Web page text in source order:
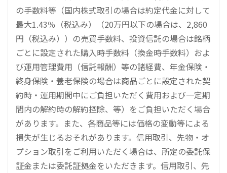
の手数料等（国内株式取引の場合は約定代金に対して
最大1.43％（税込み）（20万円以下の場合は、2,860
円（税込み））の売買手数料、投資信託の場合は銘柄
ごとに設定された購入時手数料（換金時手数料）およ
び運用管理費用（信託報酬）等の諸経費、年金保険・
終身保険・養老保険の場合は商品ごとに設定された契
約時・運用期間中にご負担いただく費用および一定期
間内の解約時の解約控除、等）をご負担いただく場合
があります。また、各商品等には価格の変動等による
損失が生じるおそれがあります。信用取引、先物・オ
プション取引をご利用いただく場合は、所定の委託保
証金または委託証拠金をいただきます。信用取引、先